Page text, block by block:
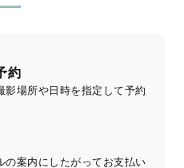
約
影場所や日時を指定して予約
の案内にしたがってお支払い